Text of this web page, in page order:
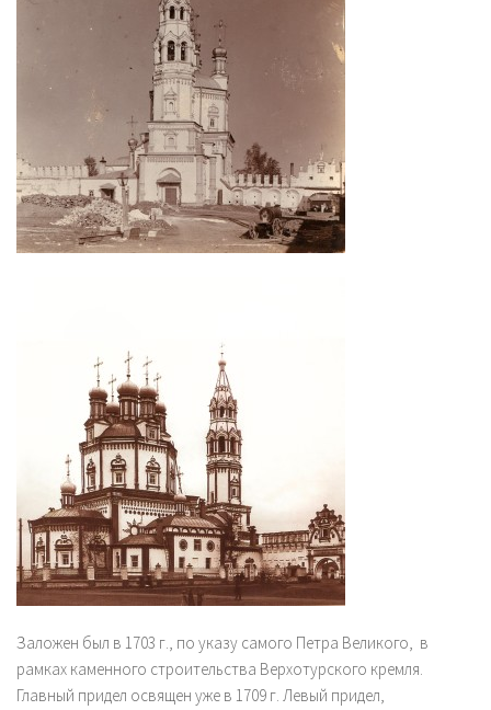
Заложен был в 1703 г., по указу самого Петра Великого, в
рамках каменного строительства Верхотурского кремля.
Главный придел освящен уже в 1709 г. Левый придел,